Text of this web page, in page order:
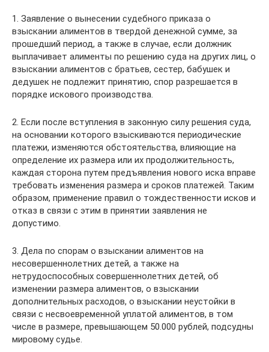
1. Заявление о вынесении судебного приказа о
взыскании алиментов в твердой денежной сумме, за
прошедший период, а также в случае, если должник
выплачивает алименты по решению суда на других лиц, о
взыскании алиментов с братьев, сестер, бабушек и
дедушек не подлежит принятию, спор разрешается в
порядке искового производства.
2. Если после вступления в законную силу решения суда,
на основании которого взыскиваются периодические
платежи, изменяются обстоятельства, влияющие на
определение их размера или их продолжительность,
каждая сторона путем предъявления нового иска вправе
требовать изменения размера и сроков платежей. Таким
образом, применение правил о тождественности исков и
отказ в связи с этим в принятии заявления не
допустимо.
3. Дела по спорам о взыскании алиментов на
несовершеннолетних детей, а также на
нетрудоспособных совершеннолетних детей, об
изменении размера алиментов, о взыскании
дополнительных расходов, о взыскании неустойки в
связи с несвоевременной уплатой алиментов, в том
числе в размере, превышающем 50.000 рублей, подсудны
мировому судье.